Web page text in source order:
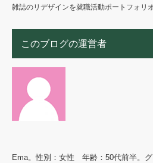
雑誌のリデザインを就職活動ポートフォリ
このブログの運営者
Ema。性別：女性 年齢：50代前半。